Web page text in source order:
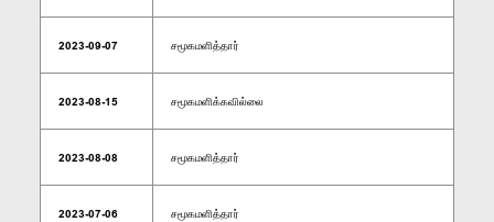
2023-09-07 சமூகமளித்தார்
2023-08-15 சமூகமளிக்கவில்லை
2023-08-08 சமூகமளித்தார்
2023-07-06 சமூகமளித்தார்